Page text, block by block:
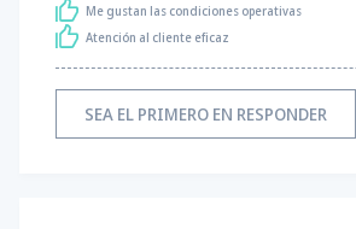
Me gustan las condiciones operativas
Atención al cliente eficaz
SEA EL PRIMERO EN RESPONDER